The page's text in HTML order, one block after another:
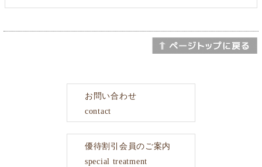
お問い合わせ
contact
優待割引会員のご案内
special treatment